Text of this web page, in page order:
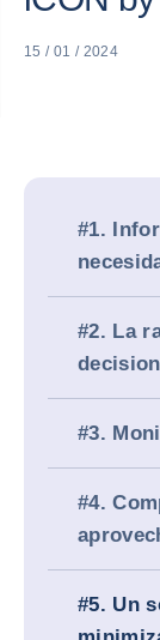
15 / 01 / 2024
#1.
#2. La
#3.
#4.
#5. Un